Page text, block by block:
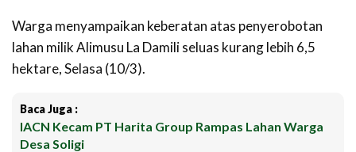
Warga menyampaikan keberatan atas penyerobotan
lahan milik Alimusu La Damili seluas kurang lebih 6,5
hektare, Selasa (10/3).
Baca Juga :
IACN Kecam PT Harita Group Rampas Lahan Warga
Desa Soligi